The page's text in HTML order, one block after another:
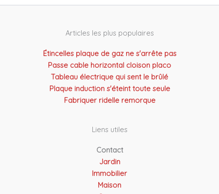
Articles les plus populaires
Étincelles plaque de gaz ne s'arrête pas
Passe cable horizontal cloison placo
Tableau électrique qui sent le brûlé
Plaque induction s'éteint toute seule
Fabriquer ridelle remorque
Liens utiles
Contact
Jardin
Immobilier
Maison